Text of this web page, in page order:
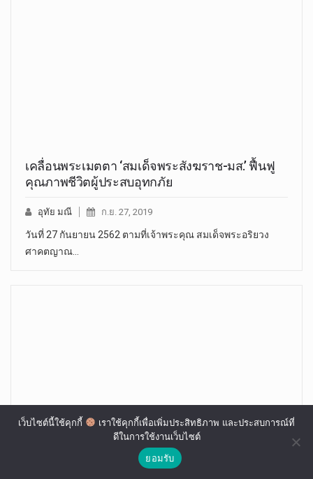
เคลื่อนพระเมตตา ‘สมเด็จพระสังฆราช-มส.’ ฟื้นฟู
คุณภาพชีวิตผู้ประสบอุทกภัย
อุทัย มณี ก.ย. 27, 2019
วันที่ 27 กันยายน 2562 ตามที่เจ้าพระคุณ สมเด็จพระอริยวง
ศาคตญาณ…
กมธ.ศาสนาฯสภาฯลงพื้นที่แก้ปัญหาที่พักสงฆ์ โคก
เว็บไซต์นี้ใช้คุกกี้
เราใช้คุกกี้เพื่อเพิ่มประสิทธิภาพ และประสบการณ์ที่
ดีในการใช้งานเว็บไซต์
ยอมรับ